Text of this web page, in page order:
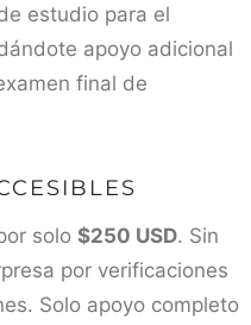
estudio para el
apoyo adicional
final de
solo $250 USD. Sin
por verificaciones
Solo apoyo completo